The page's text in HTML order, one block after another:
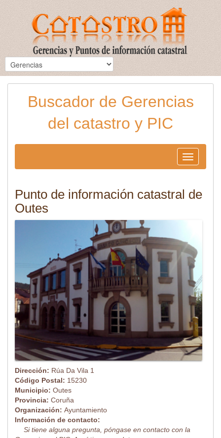
Buscador de Gerencias
del catastro y PIC
Toggle
navigation
Punto de información catastral de
Outes
Dirección: Rúa Da Vila 1
Código Postal: 15230
Municipio: Outes
Provincia: Coruña
Organización: Ayuntamiento
Información de contacto:
Si tiene alguna pregunta, póngase en contacto con la